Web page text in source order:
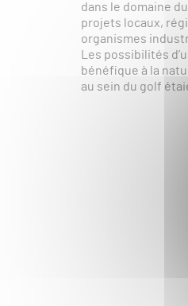
dans le domaine
projets locaux,
organismes
Les possibilités
bénéfique à la
au sein du golf